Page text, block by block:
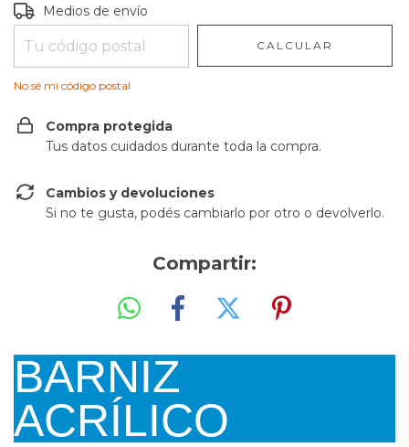
Entregas para el CP:
Medios de envío
CALCULAR
No sé mi código postal
Compra protegida
Tus datos cuidados durante toda la compra.
Cambios y devoluciones
Si no te gusta, podés cambiarlo por otro o devolverlo.
Compartir:
BARNIZ
ACRÍLICO